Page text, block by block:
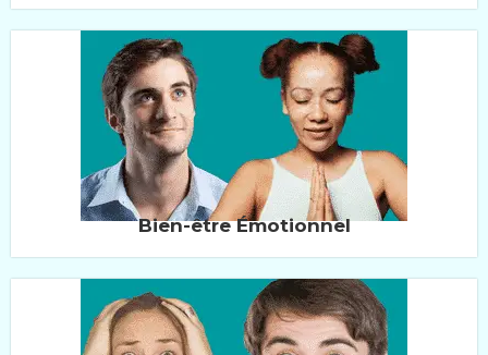
Bien-être Émotionnel